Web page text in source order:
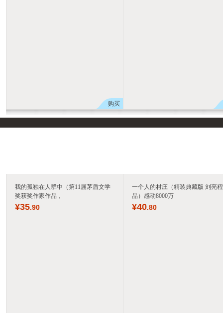
购买
我的孤独在人群中（第11届茅盾文学
奖获奖作家作品，
¥35.90
一个人的村庄（精装典藏版 刘亮
品）感动8000万
¥40.80